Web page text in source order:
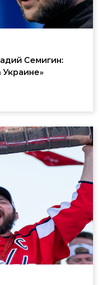
Семигин:
Украине»